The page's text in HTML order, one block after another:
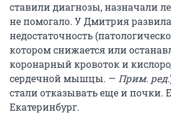
ставили диагнозы, назначали
не помогало. У Дмитрия
недостаточность
котором снижается или
коронарный кровоток и
сердечной мышцы. — Прим. ред.
стали отказывать еще и почки.
Екатеринбург.